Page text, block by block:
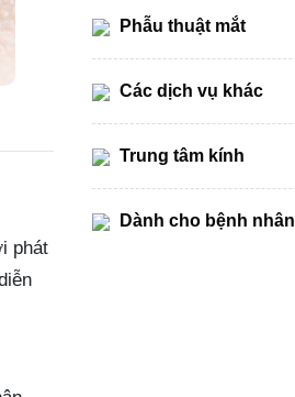
phát
Phẫu thuật mắt
Các dịch vụ khác
Trung tâm kính
Dành cho bệnh nhân